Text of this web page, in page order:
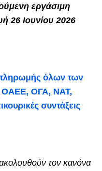
εργάσιμη
26 Ιουνίου 2026
όλων των
ΟΑΕΕ, ΟΓΑ, ΝΑΤ,
συντάξεις
τον κανόνα